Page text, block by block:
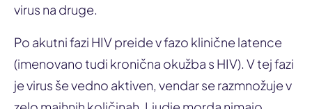
virus na druge.
Po akutni fazi HIV preide v fazo klinične latence
(imenovano tudi kronična okužba s HIV). V tej fazi
je virus še vedno aktiven, vendar se razmnožuje v